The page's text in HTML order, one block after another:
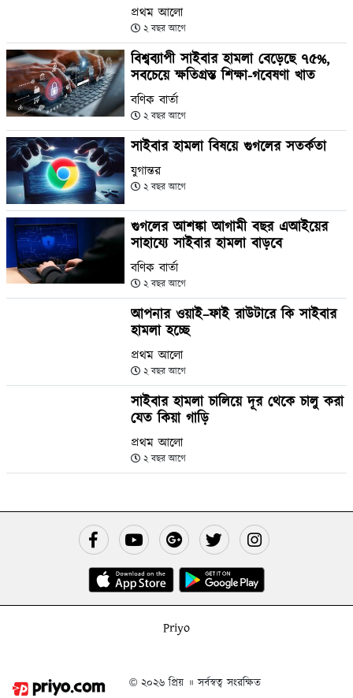
প্রথম আলো
২ বছর আগে
বিশ্বব্যাপী সাইবার হামলা বেড়েছে ৭৫%,
সবচেয়ে ক্ষতিগ্রস্ত শিক্ষা-গবেষণা খাত
বণিক বার্তা
২ বছর আগে
সাইবার হামলা বিষয়ে গুগলের সতর্কতা
যুগান্তর
২ বছর আগে
গুগলের আশঙ্কা আগামী বছর এআইয়ের
সাহায্যে সাইবার হামলা বাড়বে
বণিক বার্তা
২ বছর আগে
আপনার ওয়াই–ফাই রাউটারে কি সাইবার
হামলা হচ্ছে
প্রথম আলো
২ বছর আগে
সাইবার হামলা চালিয়ে দূর থেকে চালু করা
যেত কিয়া গাড়ি
প্রথম আলো
২ বছর আগে
Priyo
© ২০২৬ প্রিয় ॥ সর্বস্বত্ব সংরক্ষিত